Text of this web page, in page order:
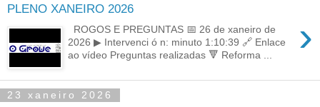
PLENO XANEIRO 2026
›
ROGOS E PREGUNTAS 📅 26 de xaneiro de
2026 ▶ Intervenci ó n: minuto 1:10:39 🔗 Enlace
ao vídeo Preguntas realizadas 🔻 Reforma ...
23 xaneiro 2026